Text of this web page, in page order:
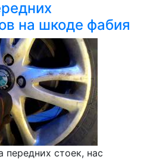
на шкоде фабия
передних стоек, нас